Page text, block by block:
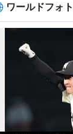
ワールドフォ